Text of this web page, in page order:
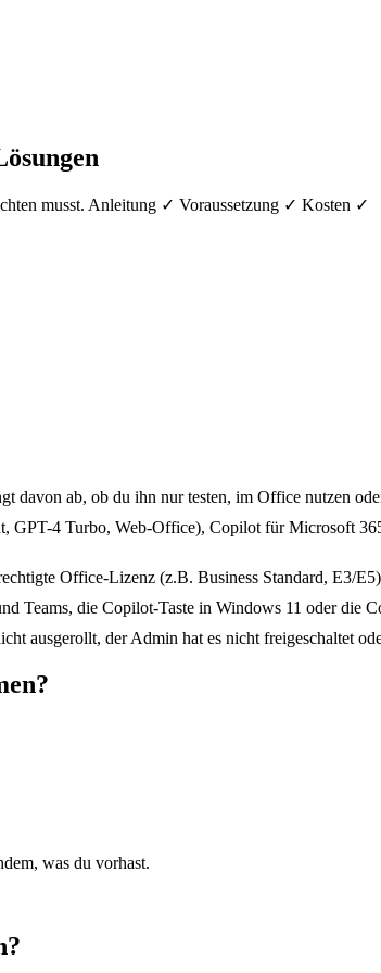
musst. Anleitung ✓ Voraussetzung ✓ Kosten ✓
davon ab, ob du ihn nur testen, im Office nutzen
GPT-4 Turbo, Web-Office), Copilot für Microsoft
Office-Lizenz (z.B. Business Standard, E3/
Teams, die Copilot-Taste in Windows 11 oder die
ausgerollt, der Admin hat es nicht freigeschaltet
was du vorhast.